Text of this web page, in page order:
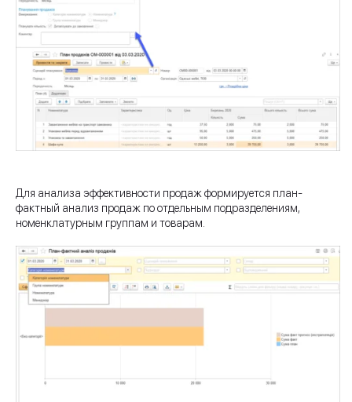
Для анализа эффективности продаж формируется план-
фактный анализ продаж по отдельным подразделениям,
номенклатурным группам и товарам.